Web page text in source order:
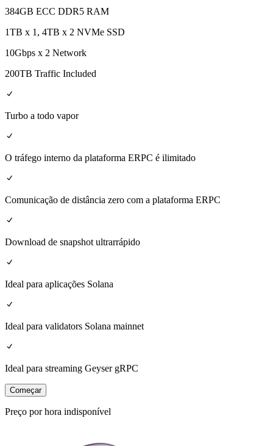
384GB ECC DDR5 RAM
1TB x 1, 4TB x 2 NVMe SSD
10Gbps x 2 Network
200TB Traffic Included
Turbo a todo vapor
O tráfego interno da plataforma ERPC é ilimitado
Comunicação de distância zero com a plataforma ERPC
Download de snapshot ultrarrápido
Ideal para aplicações Solana
Ideal para validators Solana mainnet
Ideal para streaming Geyser gRPC
Começar
Preço por hora indisponível